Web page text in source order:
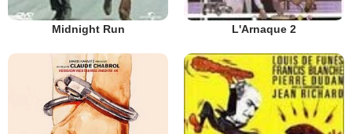
Midnight Run L'Arnaque 2